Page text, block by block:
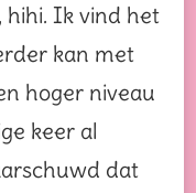
hihi. Ik vind het
kan met
hoger niveau
keer al
dat